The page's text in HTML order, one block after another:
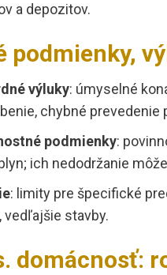
a depozitov.
podmienky,
výluky: úmyselné
chybné
podmienky:
ich nedodržanie
: limity pre špecifické
vedľajšie stavby.
domácnosť: